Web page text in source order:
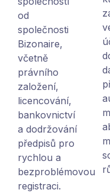
od
společnosti
Bizonaire,
včetně
právního
založení,
licencování,
bankovnictví
a dodržování
předpisů pro
rychlou a
bezproblémovou
registraci.